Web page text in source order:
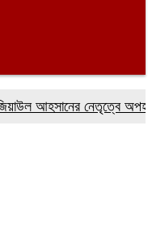
আহসানের নেতৃত্বে অপহরণ: চিফ